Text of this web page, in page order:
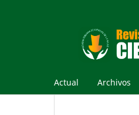
Actual Archivos